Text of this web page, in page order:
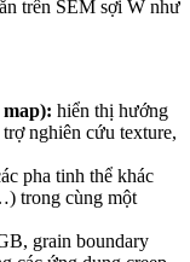
trên SEM sợi W như
hiển thị hướng
nghiên cứu texture,
pha tinh thể khác
trong cùng một
grain boundary